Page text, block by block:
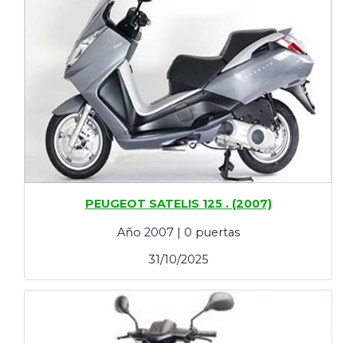
PEUGEOT SATELIS 125 . (2007)
Año 2007 | 0 puertas
31/10/2025